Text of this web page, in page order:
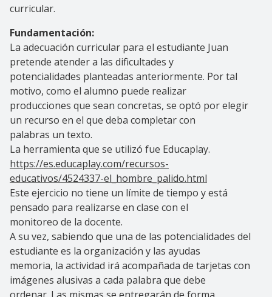
curricular.
Fundamentación:
La adecuación curricular para el estudiante Juan
pretende atender a las dificultades y
potencialidades planteadas anteriormente. Por tal
motivo, como el alumno puede realizar
producciones que sean concretas, se optó por elegir
un recurso en el que deba completar con
palabras un texto.
La herramienta que se utilizó fue Educaplay.
https://es.educaplay.com/recursos-
educativos/4524337-el_hombre_palido.html
Este ejercicio no tiene un límite de tiempo y está
pensado para realizarse en clase con el
monitoreo de la docente.
A su vez, sabiendo que una de las potencialidades del
estudiante es la organización y las ayudas
memoria, la actividad irá acompañada de tarjetas con
imágenes alusivas a cada palabra que debe
ordenar. Las mismas se entregarán de forma